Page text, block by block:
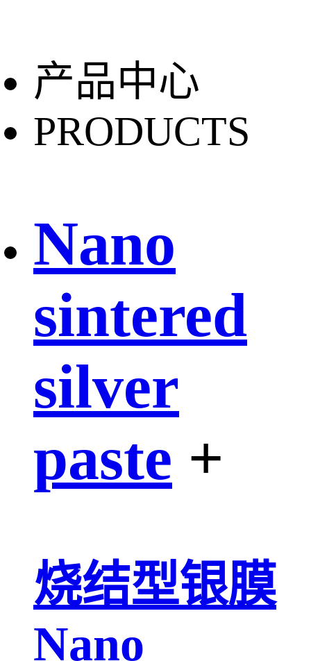
产品中心
PRODUCTS
Nano
sintered
silver
paste +
烧结型银膜
Nano